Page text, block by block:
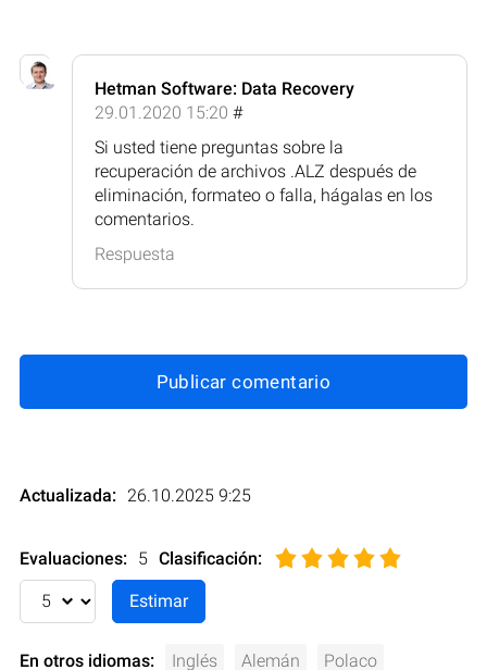
Hetman Software: Data Recovery
29.01.2020 15:20 #
Si usted tiene preguntas sobre la
recuperación de archivos .ALZ después de
eliminación, formateo o falla, hágalas en los
comentarios.
Respuesta
Publicar comentario
Actualizada: 26.10.2025 9:25
Evaluaciones: 5 Clasificación:
En otros idiomas: Inglés Alemán Polaco